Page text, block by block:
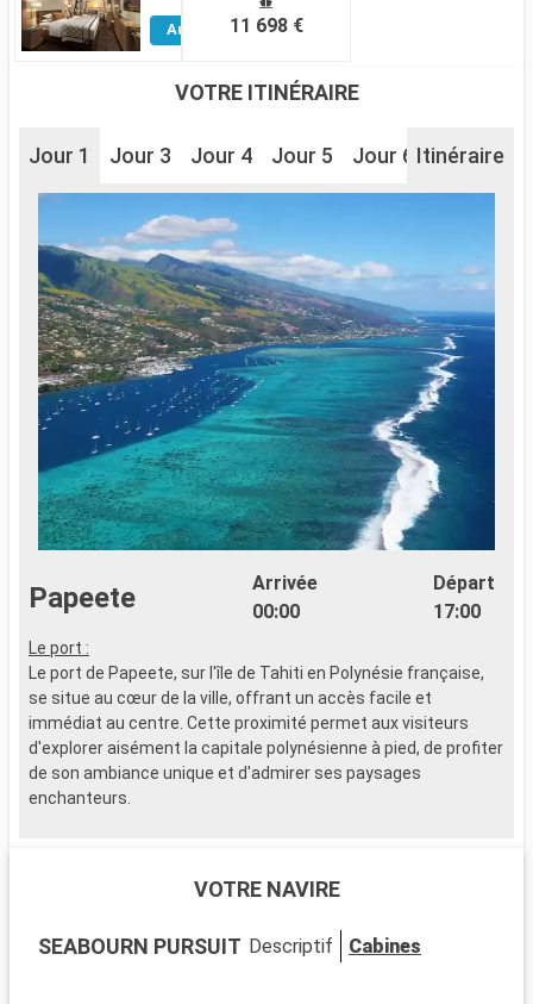
Autres
11 698 €
VOTRE ITINÉRAIRE
Jour 1 Jour 3 Jour 4 Jour 5 Jour 6 Jour 7
Itinéraire
Papeete
Arrivée
00:00
Départ
17:00
Le port :
Le port de Papeete, sur l'île de Tahiti en Polynésie française,
se situe au cœur de la ville, offrant un accès facile et
immédiat au centre. Cette proximité permet aux visiteurs
d'explorer aisément la capitale polynésienne à pied, de profiter
de son ambiance unique et d'admirer ses paysages
enchanteurs.
de modernité. Le Marché de Pape'ete est un lieu
l'artisanat. La cathédrale de l'Immaculée Conception vaut le
VOTRE NAVIRE
SEABOURN PURSUIT Descriptif Cabines